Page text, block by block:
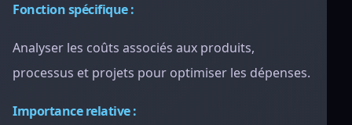
Fonction spécifique :
Analyser les coûts associés aux produits,
processus et projets pour optimiser les dépenses.
Importance relative :